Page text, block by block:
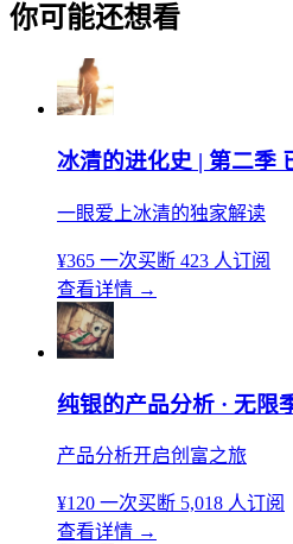
你可能还想看
冰清的进化史 | 第二季
一眼爱上冰清的独家解读
¥365 一次买断 423 人订阅
查看详情 →
纯银的产品分析 · 无限
产品分析开启创富之旅
¥120 一次买断 5,018 人订阅
查看详情 →